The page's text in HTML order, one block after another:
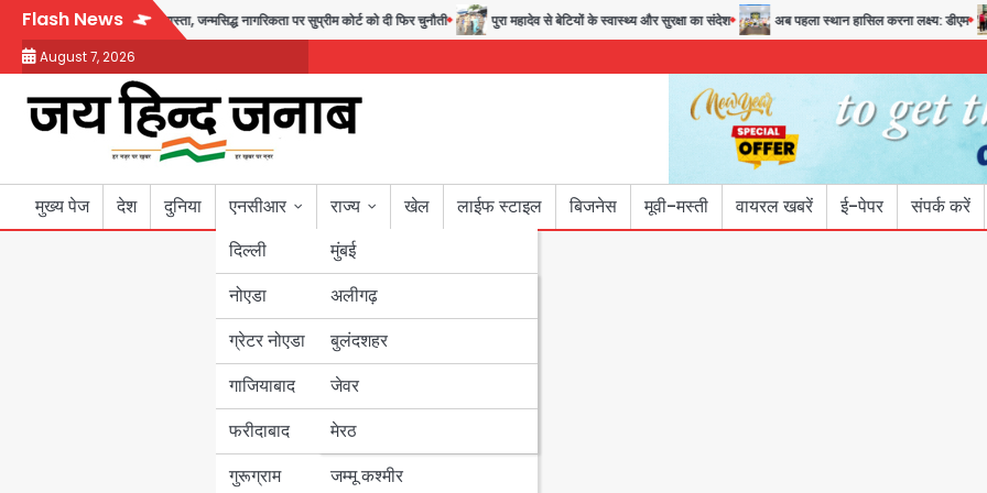
Skip
content
Flash News
से नहीं मिल रहा एग्ज़िट रास्ता, जन्मसिद्ध नागरिकता पर सुप्रीम कोर्ट को दी फिर चुनौती पुरा महादेव से बेटियों के स्वास्थ्य और सुरक्षा का संदेश अब पहला स्थान हासिल करना लक्ष्य: डीएम
August 7, 2026
मुख्य पेज देश दुनिया
एनसीआर
दिल्ली
नोएडा
ग्रेटर नोएडा
गाजियाबाद
फरीदाबाद
गुरूग्राम
राज्य
मुंबई
उत्तर प्रदेश
अलीगढ़
बुलंदशहर
जेवर
मेरठ
बिहार
पंजाब
हरियाणा
जम्मू कश्मीर
खेल लाईफ स्टाइल बिजनेस मूवी-मस्ती वायरल खबरें ई-पेपर संपर्क करें